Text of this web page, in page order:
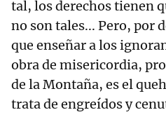
tal, los derechos tienen
no son tales... Pero, por
que enseñar a los
obra de misericordia,
de la Montaña, es el
trata de engreídos y